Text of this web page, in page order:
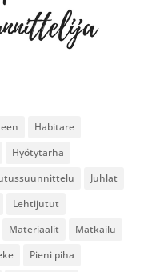
Habitare
Hyötytarha
Juhlat
Lehtijutut
Materiaalit
Matkailu
Pieni piha